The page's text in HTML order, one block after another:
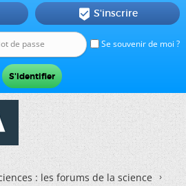
Se souvenir de moi ?
 S'inscrire
: les forums de la science